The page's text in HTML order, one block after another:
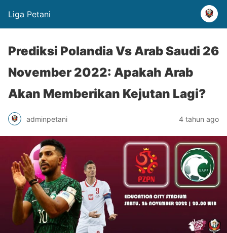
Liga Petani
Prediksi Polandia Vs Arab Saudi 26
November 2022: Apakah Arab
Akan Memberikan Kejutan Lagi?
adminpetani 4 tahun ago